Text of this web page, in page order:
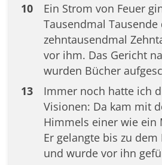
10
Ein Strom von Feuer
Tausendmal
zehntausendmal
vor ihm. Das Gericht
wurden Bücher
13
Immer noch hatte ich
Visionen: Da kam mit
Himmels einer wie ein
Er gelangte bis zu
und wurde vor ihn